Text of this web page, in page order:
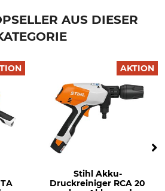
AUS DIESER
AKTION
Stihl Akku-
Druckreiniger RCA 20